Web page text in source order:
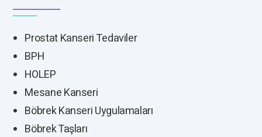
Prostat Kanseri Tedaviler
BPH
HOLEP
Mesane Kanseri
Böbrek Kanseri Uygulamaları
Böbrek Taşları